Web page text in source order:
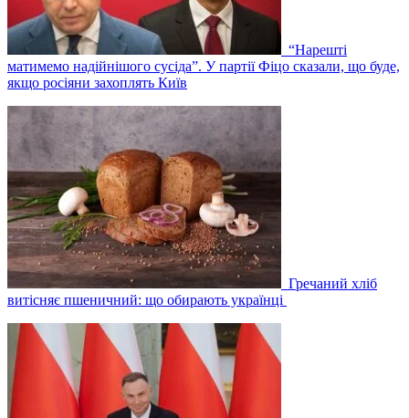
“Нарешті
матимемо надійнішого сусіда”. У партії Фіцо сказали, що буде,
якщо росіяни захоплять Київ
Гречаний хліб
витісняє пшеничний: що обирають українці